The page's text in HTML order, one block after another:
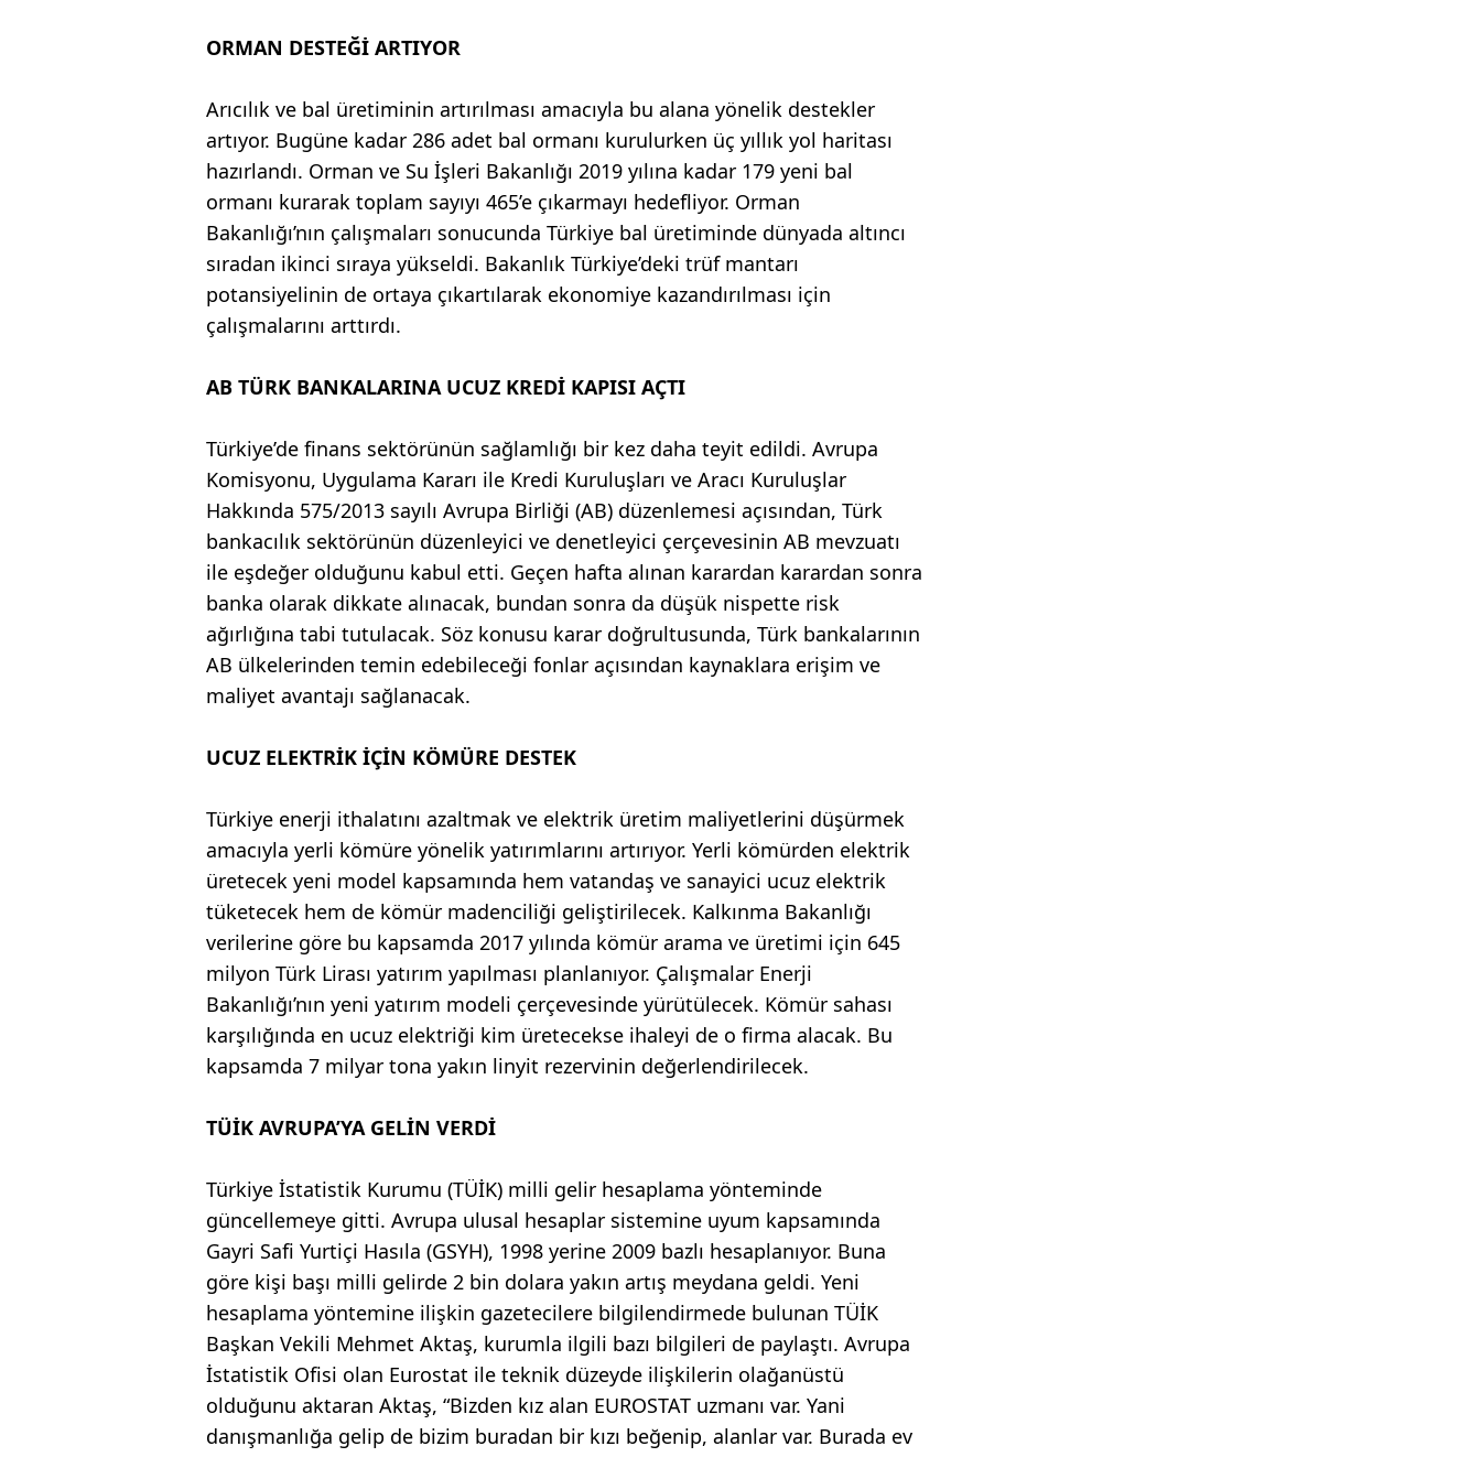
ORMAN DESTEĞİ ARTIYOR
Arıcılık ve bal üretiminin artırılması amacıyla bu alana yönelik destekler
artıyor. Bugüne kadar 286 adet bal ormanı kurulurken üç yıllık yol haritası
hazırlandı. Orman ve Su İşleri Bakanlığı 2019 yılına kadar 179 yeni bal
ormanı kurarak toplam sayıyı 465’e çıkarmayı hedefliyor. Orman
Bakanlığı’nın çalışmaları sonucunda Türkiye bal üretiminde dünyada altıncı
sıradan ikinci sıraya yükseldi. Bakanlık Türkiye’deki trüf mantarı
potansiyelinin de ortaya çıkartılarak ekonomiye kazandırılması için
çalışmalarını arttırdı.
AB TÜRK BANKALARINA UCUZ KREDİ KAPISI AÇTI
Türkiye’de finans sektörünün sağlamlığı bir kez daha teyit edildi. Avrupa
Komisyonu, Uygulama Kararı ile Kredi Kuruluşları ve Aracı Kuruluşlar
Hakkında 575/2013 sayılı Avrupa Birliği (AB) düzenlemesi açısından, Türk
bankacılık sektörünün düzenleyici ve denetleyici çerçevesinin AB mevzuatı
ile eşdeğer olduğunu kabul etti. Geçen hafta alınan karardan karardan sonra
banka olarak dikkate alınacak, bundan sonra da düşük nispette risk
ağırlığına tabi tutulacak. Söz konusu karar doğrultusunda, Türk bankalarının
AB ülkelerinden temin edebileceği fonlar açısından kaynaklara erişim ve
maliyet avantajı sağlanacak.
UCUZ ELEKTRİK İÇİN KÖMÜRE DESTEK
Türkiye enerji ithalatını azaltmak ve elektrik üretim maliyetlerini düşürmek
amacıyla yerli kömüre yönelik yatırımlarını artırıyor. Yerli kömürden elektrik
üretecek yeni model kapsamında hem vatandaş ve sanayici ucuz elektrik
tüketecek hem de kömür madenciliği geliştirilecek. Kalkınma Bakanlığı
verilerine göre bu kapsamda 2017 yılında kömür arama ve üretimi için 645
milyon Türk Lirası yatırım yapılması planlanıyor. Çalışmalar Enerji
Bakanlığı’nın yeni yatırım modeli çerçevesinde yürütülecek. Kömür sahası
karşılığında en ucuz elektriği kim üretecekse ihaleyi de o firma alacak. Bu
kapsamda 7 milyar tona yakın linyit rezervinin değerlendirilecek.
TÜİK AVRUPA’YA GELİN VERDİ
Türkiye İstatistik Kurumu (TÜİK) milli gelir hesaplama yönteminde
güncellemeye gitti. Avrupa ulusal hesaplar sistemine uyum kapsamında
Gayri Safi Yurtiçi Hasıla (GSYH), 1998 yerine 2009 bazlı hesaplanıyor. Buna
göre kişi başı milli gelirde 2 bin dolara yakın artış meydana geldi. Yeni
hesaplama yöntemine ilişkin gazetecilere bilgilendirmede bulunan TÜİK
Başkan Vekili Mehmet Aktaş, kurumla ilgili bazı bilgileri de paylaştı. Avrupa
İstatistik Ofisi olan Eurostat ile teknik düzeyde ilişkilerin olağanüstü
olduğunu aktaran Aktaş, “Bizden kız alan EUROSTAT uzmanı var. Yani
danışmanlığa gelip de bizim buradan bir kızı beğenip, alanlar var. Burada ev